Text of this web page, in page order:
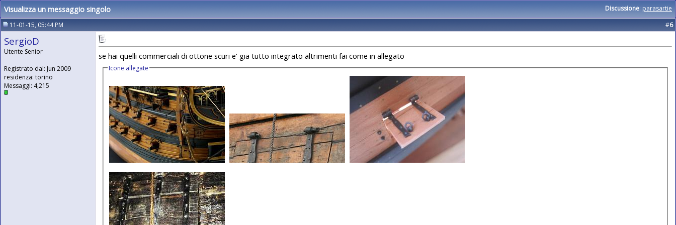
Discussione: parasartie
Visualizza un messaggio singolo
11-01-15, 05:44 PM #6
SergioD
Utente Senior
Registrato dal: Jun 2009
residenza: torino
Messaggi: 4,215
se hai quelli commerciali di ottone scuri e' gia tutto integrato altrimenti fai come in allegato
Icone allegate